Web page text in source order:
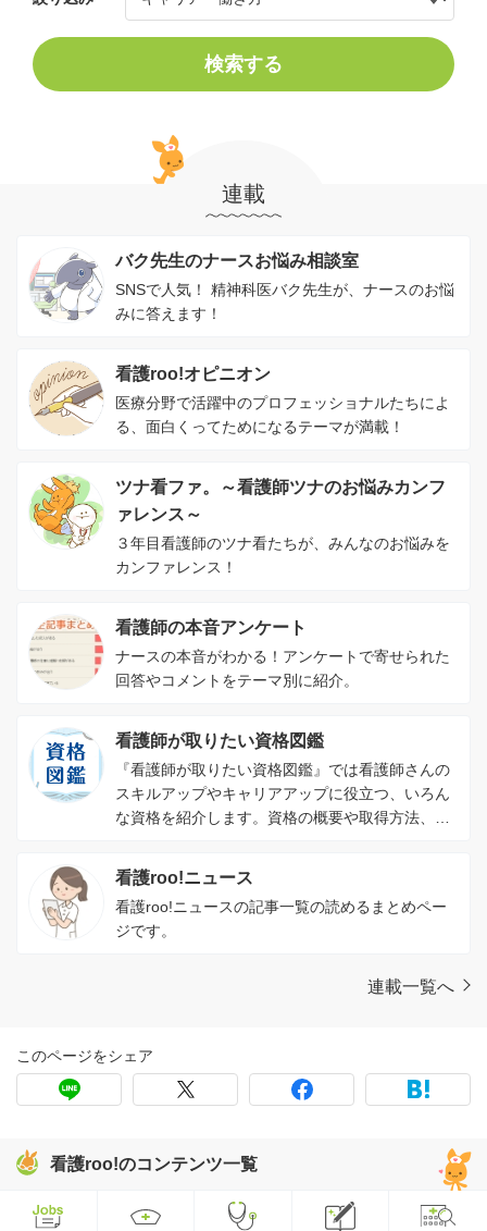
検索する
連載
バク先生のナースお悩み相談室
SNSで人気！ 精神科医バク先生が、ナースのお悩
みに答えます！
看護roo!オピニオン
医療分野で活躍中のプロフェッショナルたちによ
る、面白くってためになるテーマが満載！
ツナ看ファ。～看護師ツナのお悩みカンフ
ァレンス～
３年目看護師のツナ看たちが、みんなのお悩みを
カンファレンス！
看護師の本音アンケート
ナースの本音がわかる！アンケートで寄せられた
回答やコメントをテーマ別に紹介。
看護師が取りたい資格図鑑
『看護師が取りたい資格図鑑』では看護師さんの
スキルアップやキャリアアップに役立つ、いろん
な資格を紹介します。資格の概要や取得方法、資
看護roo!ニュース
看護roo!ニュースの記事一覧の読めるまとめペー
ジです。
連載一覧へ
このページをシェア
看護roo!のコンテンツ一覧